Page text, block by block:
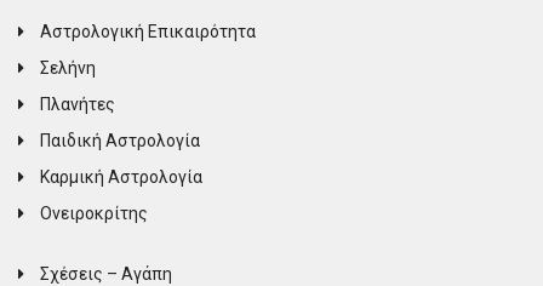
Αστρολογική Επικαιρότητα
Σελήνη
Πλανήτες
Παιδική Αστρολογία
Καρμική Αστρολογία
Ονειροκρίτης
Σχέσεις – Αγάπη